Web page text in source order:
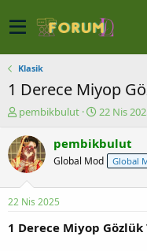
Klasik
1 Derece Miyop
K
n
u
y
b
a
ş
pembikbulut
B
ş
a
ç
22 Nis
pembikbulut
Global Mod Global
22 Nis 2025
1 Derece Miyop Gözlük